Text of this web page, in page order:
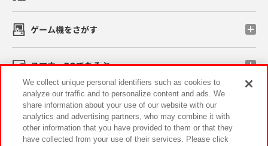
ゲーム機をさがす
スマホ・PCであそぶ
イベント・キャンペーン
We collect unique personal identifiers such as cookies to
analyze our traffic and to personalize content and ads. We
share information about your use of our website with our
analytics and advertising partners, who may combine it with
other information that you have provided to them or that they
have collected from your use of their services. Please click